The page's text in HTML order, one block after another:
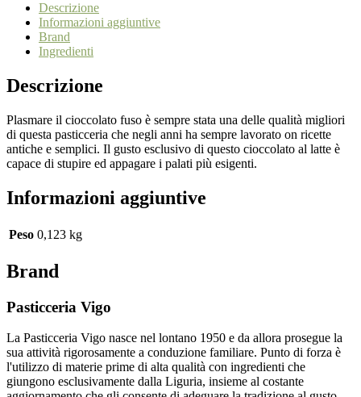
Descrizione
Informazioni aggiuntive
Brand
Ingredienti
Descrizione
Plasmare il cioccolato fuso è sempre stata una delle qualità migliori
di questa pasticceria che negli anni ha sempre lavorato on ricette
antiche e semplici. Il gusto esclusivo di questo cioccolato al latte è
capace di stupire ed appagare i palati più esigenti.
Informazioni aggiuntive
Peso 0,123 kg
Brand
Pasticceria Vigo
La Pasticceria Vigo nasce nel lontano 1950 e da allora prosegue la
sua attività rigorosamente a conduzione familiare. Punto di forza è
l'utilizzo di materie prime di alta qualità con ingredienti che
giungono esclusivamente dalla Liguria, insieme al costante